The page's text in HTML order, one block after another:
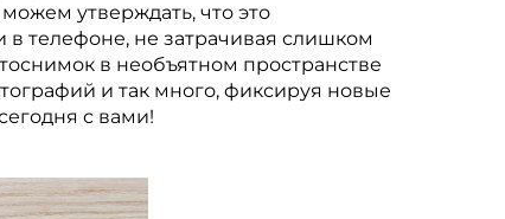
утверждать, что это
в телефоне, не затрачивая слишком
в необъятном пространстве
и так много, фиксируя новые
с вами!